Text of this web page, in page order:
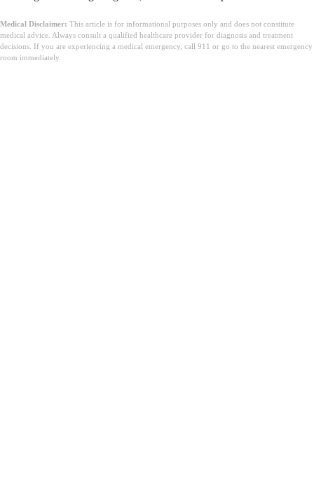
Medical Disclaimer: This article is for informational purposes only and does not constitute
medical advice. Always consult a qualified healthcare provider for diagnosis and treatment
decisions. If you are experiencing a medical emergency, call 911 or go to the nearest emergency
room immediately.